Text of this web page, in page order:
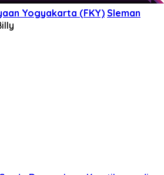
Yogyakarta (FKY) Sleman